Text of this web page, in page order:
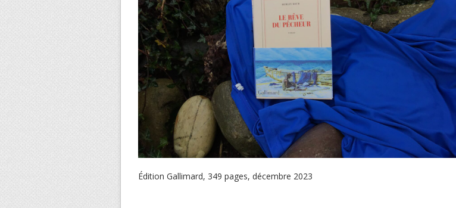
Édition Gallimard, 349 pages, décembre 2023